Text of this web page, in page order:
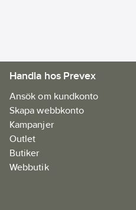
Handla hos Prevex
Ansök om kundkonto
Skapa webbkonto
Kampanjer
Outlet
Butiker
Webbutik